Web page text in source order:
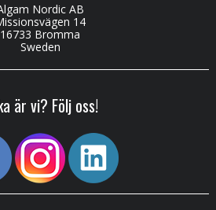
Nordic AB
14
16733 Bromma
Sweden
är vi? Följ oss!